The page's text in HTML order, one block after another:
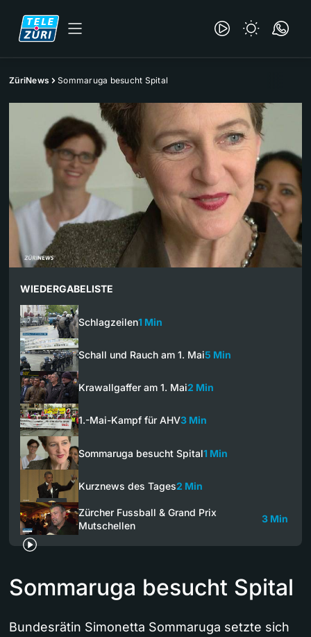
ZüriNews Sommaruga besucht Spital
WIEDERGABELISTE
Schlagzeilen1 Min
Schall und Rauch am 1. Mai5 Min
Krawallgaffer am 1. Mai2 Min
1.-Mai-Kampf für AHV3 Min
Sommaruga besucht Spital1 Min
Kurznews des Tages2 Min
Zürcher Fussball & Grand Prix
Mutschellen
3 Min
Sommaruga besucht Spital
Bundesrätin Simonetta Sommaruga setzte sich